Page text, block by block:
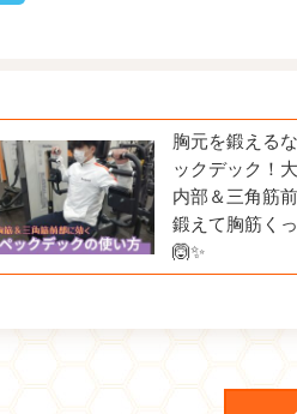
胸元を鍛える
ックデック！
内部＆三角筋
鍛えて胸筋く
🙆✨